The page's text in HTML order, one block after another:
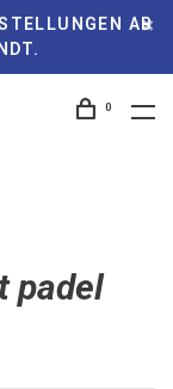
AB
0
padel